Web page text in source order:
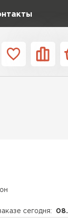
сегодня: